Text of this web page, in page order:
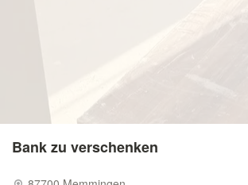
Bank zu verschenken